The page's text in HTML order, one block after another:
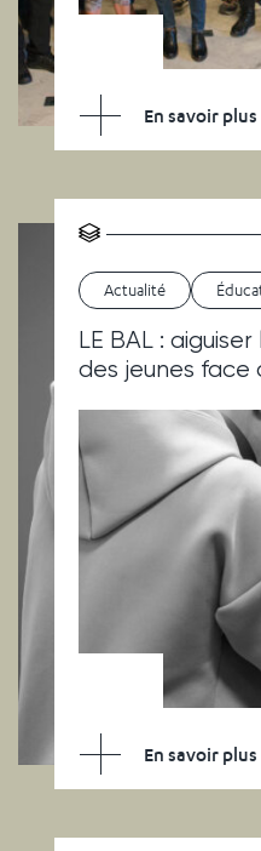
En savoir plus
Actualité
LE BAL :
des jeunes face
En savoir plus